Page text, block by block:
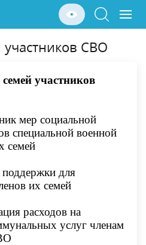
СВО
участников
мер социальной
специальной военной
семей
для
их семей
расходов на
услуг членам